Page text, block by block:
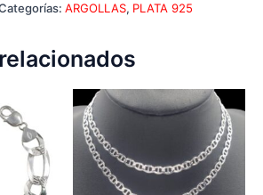
ARGOLLAS, PLATA 925